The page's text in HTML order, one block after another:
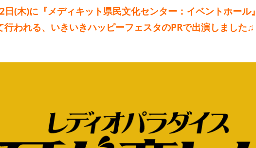
日(木)に『メディキット県民文化センター：イベントホール』
行われる、 いきいきハッピーフェスタのPRで出演しました♫